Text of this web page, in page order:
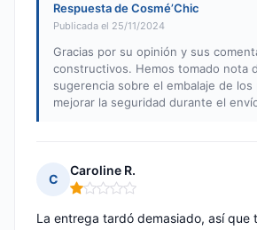
Respuesta de Cosmé’Chic
Publicada el 25/11/2024
Gracias por su opinión y sus
constructivos. Hemos tomado nota
sugerencia sobre el embalaje de
mejorar la seguridad durante el
C
Caroline R.
Nota: 1 de 5
La entrega tardó demasiado, así que